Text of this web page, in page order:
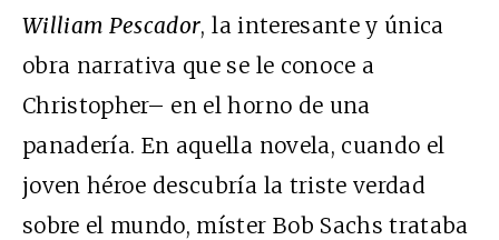
William Pescador, la interesante y única
obra narrativa que se le conoce a
Christopher– en el horno de una
panadería. En aquella novela, cuando el
joven héroe descubría la triste verdad
sobre el mundo, míster Bob Sachs trataba